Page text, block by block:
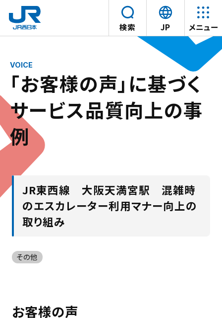
本文へスキップ
検索 JP
言
語
選
す
る
メニュー
「お客様の声」に基づく
サービス品質向上の事
例
JR東西線 大阪天満宮駅 混雑時
のエスカレーター利用マナー向上の
取り組み
その他
お客様の声